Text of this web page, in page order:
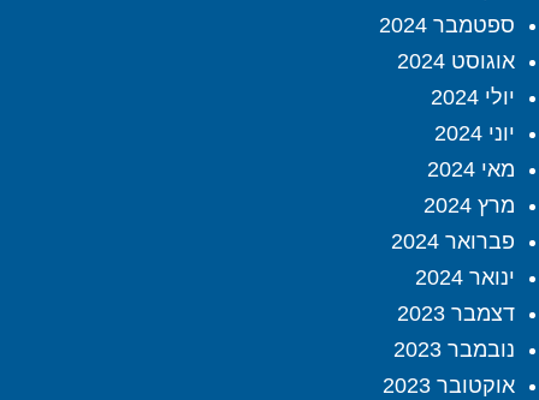
ספטמבר 2024
אוגוסט 2024
יולי 2024
יוני 2024
מאי 2024
מרץ 2024
פברואר 2024
ינואר 2024
דצמבר 2023
נובמבר 2023
אוקטובר 2023